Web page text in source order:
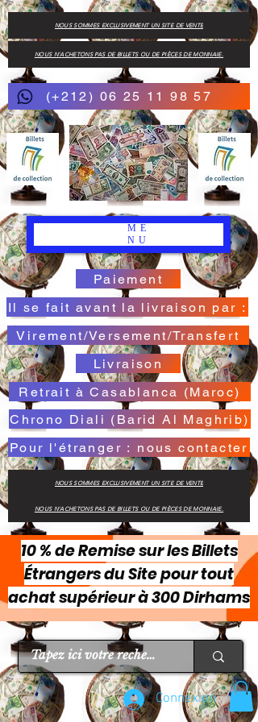
(+212) 06 25 11 98 57
ME
NU
Paiement
Virement/Versement/Transfert
Livraison
Retrait à Casablanca (Maroc)
Il se fait avant la livraison par :
Chrono Diali (Barid Al Maghrib)
NOUS N'ACHETONS PAS DE BILLETS OU DE PIÈCES DE MONNAIE.
NOUS SOMMES EXCLUSIVEMENT UN SITE DE VENTE
Pour l'étranger : nous contacter
NOUS SOMMES EXCLUSIVEMENT UN SITE DE VENTE
NOUS N'ACHETONS PAS DE BILLETS OU DE PIÈCES DE MONNAIE.
10 % de Remise sur les Billets
Étrangers du Site pour tout
achat supérieur à 300 Dirhams
Connexion